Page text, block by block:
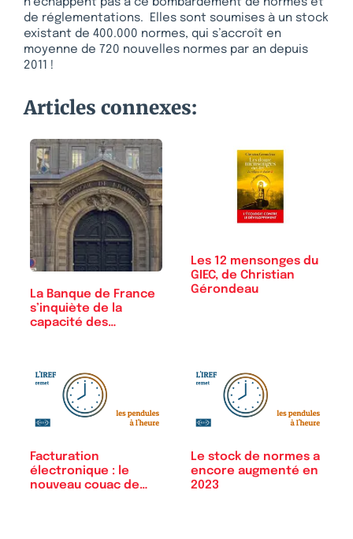
de réglementations. Elles sont soumises à un stock
existant de 400.000 normes, qui s’accroît en
moyenne de 720 nouvelles normes par an depuis
2011 !
Articles connexes:
La Banque de France
s’inquiète de la
capacité des…
Les 12 mensonges du
GIEC, de Christian
Gérondeau
Facturation
électronique : le
nouveau couac de…
Le stock de normes a
encore augmenté en
2023